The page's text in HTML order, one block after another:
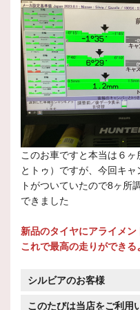
このお車ですと本当は６
とトゥ）ですが、今回キ
トがついていたので8ヶ所
できました
新品のタイヤにアライメン
これで最高の走りができ
シルビアのお客様
このたびは当店をご利用